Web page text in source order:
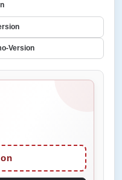
Version